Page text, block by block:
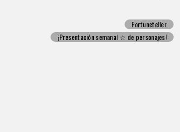
Fortuneteller
¡Presentación semanal ☆ de personajes!